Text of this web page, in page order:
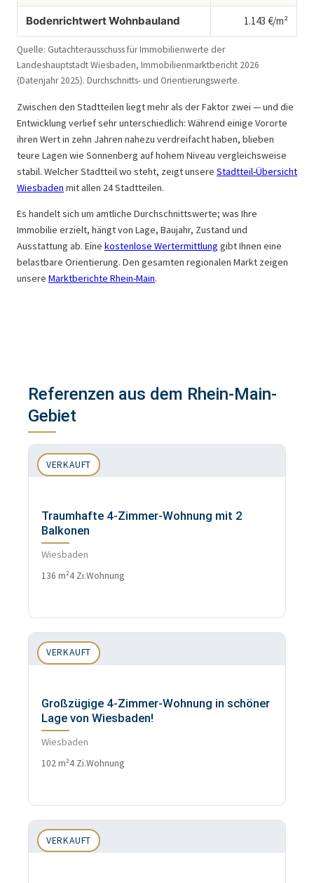
Bodenrichtwert Wohnbauland 1.143 €/m²
Quelle: Gutachterausschuss für Immobilienwerte der
Landeshauptstadt Wiesbaden, Immobilienmarktbericht 2026
(Datenjahr 2025). Durchschnitts- und Orientierungswerte.
Zwischen den Stadtteilen liegt mehr als der Faktor zwei — und die
Entwicklung verlief sehr unterschiedlich: Während einige Vororte
ihren Wert in zehn Jahren nahezu verdreifacht haben, blieben
teure Lagen wie Sonnenberg auf hohem Niveau vergleichsweise
stabil. Welcher Stadtteil wo steht, zeigt unsere Stadtteil-Übersicht
Wiesbaden mit allen 24 Stadtteilen.
Es handelt sich um amtliche Durchschnittswerte; was Ihre
Immobilie erzielt, hängt von Lage, Baujahr, Zustand und
Ausstattung ab. Eine kostenlose Wertermittlung gibt Ihnen eine
belastbare Orientierung. Den gesamten regionalen Markt zeigen
unsere Marktberichte Rhein-Main.
Referenzen aus dem Rhein-Main-
Gebiet
VERKAUFT
Traumhafte 4-Zimmer-Wohnung mit 2
Balkonen
Wiesbaden
136 m²4 Zi.Wohnung
VERKAUFT
Großzügige 4-Zimmer-Wohnung in schöner
Lage von Wiesbaden!
Wiesbaden
102 m²4 Zi.Wohnung
VERKAUFT